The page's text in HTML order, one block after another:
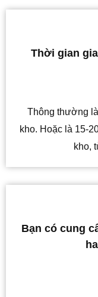
Thời gian
Thông thường
kho. Hoặc là 15-
kho,
Bạn có cung